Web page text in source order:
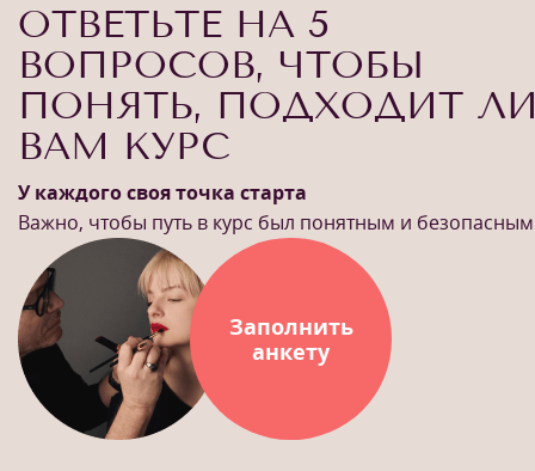
ОТВЕТЬТЕ НА 5
ВОПРОСОВ, ЧТОБЫ
ПОНЯТЬ, ПОДХОДИТ
ВАМ КУРС
У каждого своя точка старта
Важно, чтобы путь в курс был понятным и безопасным
Заполнить
анкету